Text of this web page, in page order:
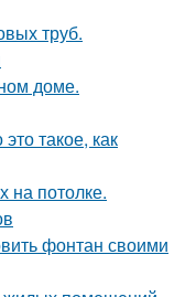
труб.
доме.
такое, как
на потолке.
фонтан своими